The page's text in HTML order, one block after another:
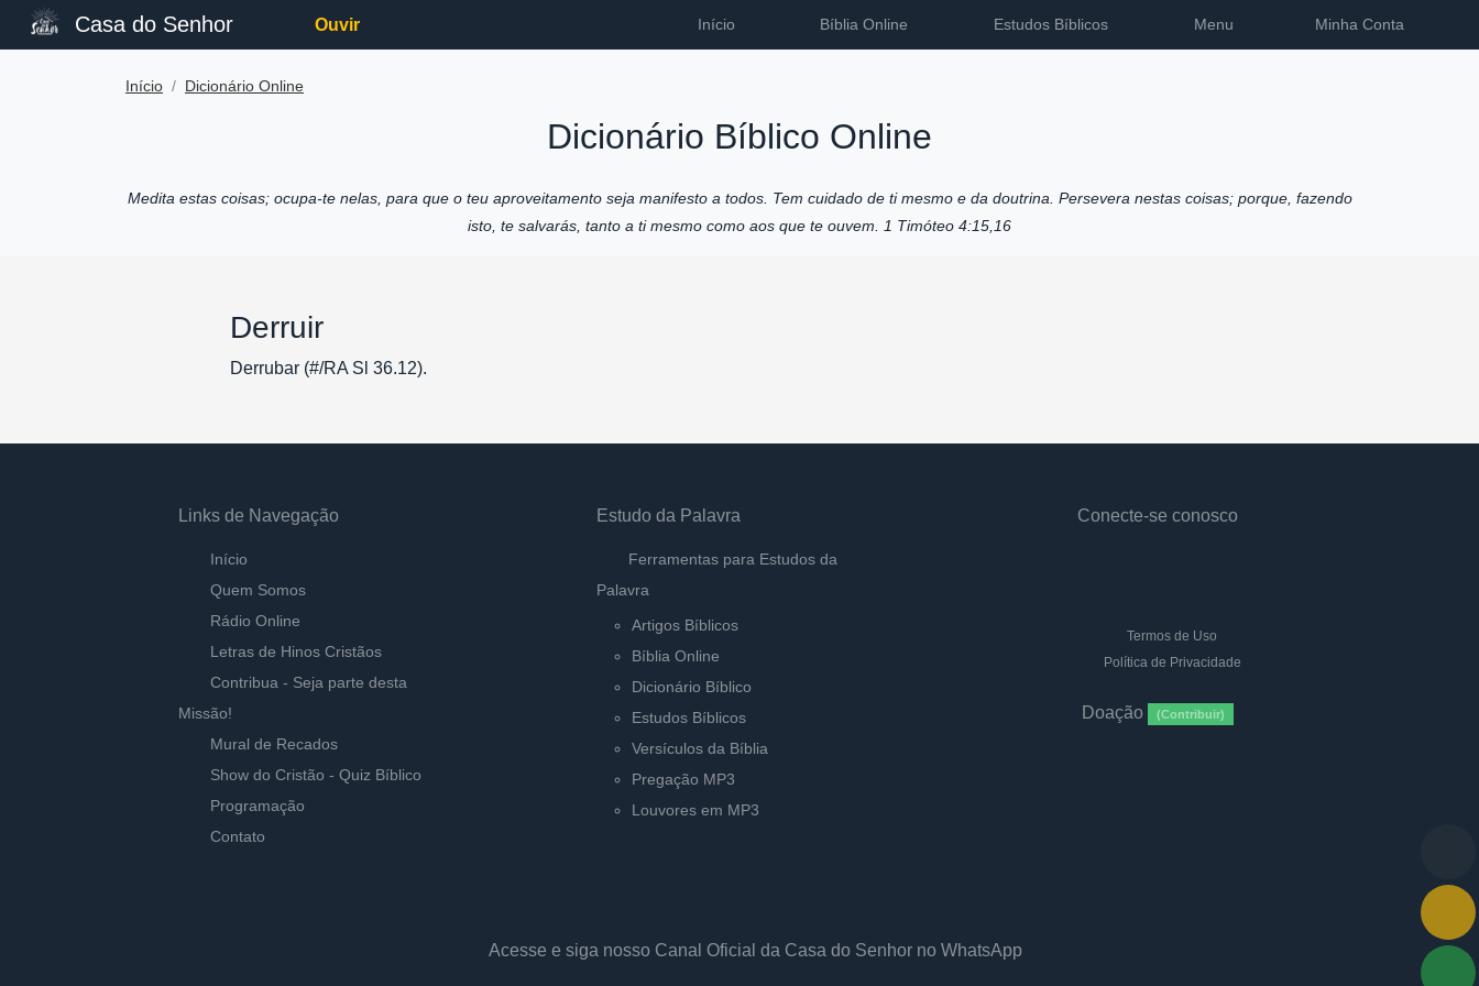
Casa do Senhor Ouvir Início Bíblia Online Estudos Bíblicos Menu Minha Conta
Início Dicionário Online
Dicionário Bíblico Online
Medita estas coisas; ocupa-te nelas, para que o teu aproveitamento seja manifesto a todos. Tem cuidado de ti mesmo e da doutrina. Persevera nestas coisas; porque, fazendo
isto, te salvarás, tanto a ti mesmo como aos que te ouvem. 1 Timóteo 4:15,16
Derruir
Derrubar (#/RA Sl 36.12).
Links de Navegação
Início
Quem Somos
Rádio Online
Letras de Hinos Cristãos
Contribua - Seja parte desta
Missão!
Mural de Recados
Show do Cristão - Quiz Bíblico
Programação
Contato
Estudo da Palavra
Ferramentas para Estudos da
Palavra
Artigos Bíblicos
Bíblia Online
Dicionário Bíblico
Estudos Bíblicos
Versículos da Bíblia
Pregação MP3
Louvores em MP3
Conecte-se conosco
Termos de Uso
Política de Privacidade
Doação (Contribuir)
Acesse e siga nosso Canal Oficial da Casa do Senhor no WhatsApp